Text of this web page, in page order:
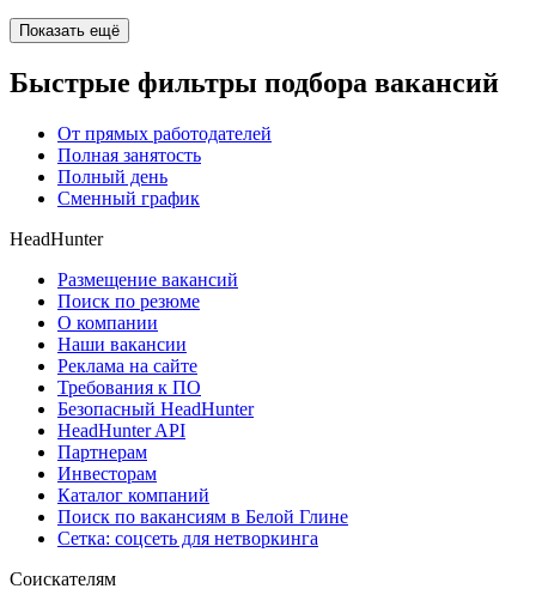
Показать ещё
Быстрые фильтры подбора вакансий
От прямых работодателей
Полная занятость
Полный день
Сменный график
HeadHunter
Размещение вакансий
Поиск по резюме
О компании
Наши вакансии
Реклама на сайте
Требования к ПО
Безопасный HeadHunter
HeadHunter API
Партнерам
Инвесторам
Каталог компаний
Поиск по вакансиям в Белой Глине
Сетка: соцсеть для нетворкинга
Соискателям